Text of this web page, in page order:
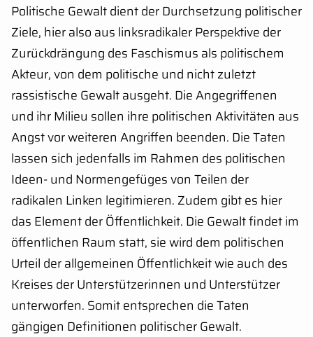
Politische Gewalt dient der Durchsetzung politischer
Ziele, hier also aus linksradikaler Perspektive der
Zurückdrängung des Faschismus als politischem
Akteur, von dem politische und nicht zuletzt
rassistische Gewalt ausgeht. Die Angegriffenen
und ihr Milieu sollen ihre politischen Aktivitäten aus
Angst vor weiteren Angriffen beenden. Die Taten
lassen sich jedenfalls im Rahmen des politischen
Ideen- und Normengefüges von Teilen der
radikalen Linken legitimieren. Zudem gibt es hier
das Element der Öffentlichkeit. Die Gewalt findet im
öffentlichen Raum statt, sie wird dem politischen
Urteil der allgemeinen Öffentlichkeit wie auch des
Kreises der Unterstützerinnen und Unterstützer
unterworfen. Somit entsprechen die Taten
gängigen Definitionen politischer Gewalt.